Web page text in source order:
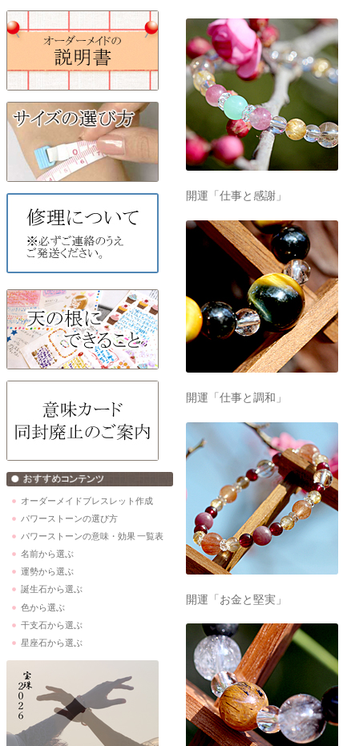
オーダーメイドブレスレット作成
パワーストーンの選び方
パワーストーンの意味・効果 一覧表
名前から選ぶ
運勢から選ぶ
誕生石から選ぶ
色から選ぶ
干支石から選ぶ
星座石から選ぶ
開運「仕事と感謝」
開運「仕事と調和」
開運「お金と堅実」